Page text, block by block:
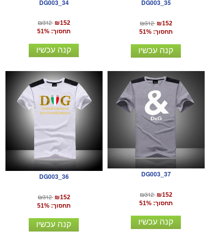
DG003_34
₪312 ₪152
תחסוך: 51%
קנה עכשיו
DG003_35
₪312 ₪152
תחסוך: 51%
קנה עכשיו
DG003_36
₪312 ₪152
תחסוך: 51%
קנה עכשיו
DG003_37
₪312 ₪152
תחסוך: 51%
קנה עכשיו